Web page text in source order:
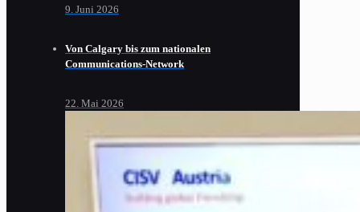
9. Juni 2026
Von Calgary bis zum nationalen
Communications-Network
22. Mai 2026